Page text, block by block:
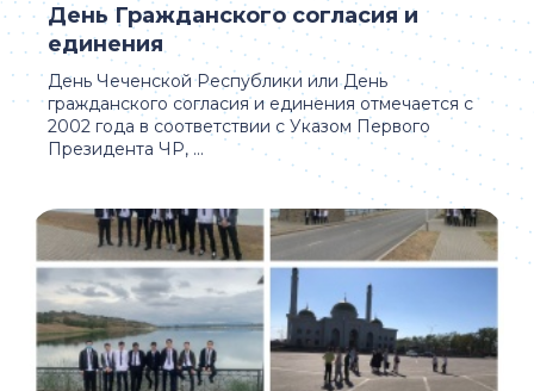
День Чеченской Республики или День
гражданского согласия и единения отмечается с
2002 года в соответствии с Указом Первого
Президента ЧР, ...
День Гражданского согласия и
единения